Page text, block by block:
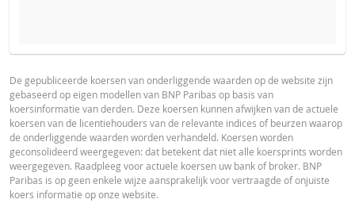
PROSPECTUS
Prospectus (NL) URL
FINAL TERMS
PRODUCT PROJECTIONS
Some helper text for the product price projections, financial
advised
UNDERLYING PRICE PRICE PROJECTION
De gepubliceerde koersen van onderliggende waarden op de website zijn
gebaseerd op eigen modellen van BNP Paribas op basis van
koersinformatie van derden. Deze koersen kunnen afwijken van de actuele
koersen van de licentiehouders van de relevante indices of beurzen waarop
de onderliggende waarden worden verhandeld. Koersen worden
geconsolideerd weergegeven: dat betekent dat niet alle koersprints worden
weergegeven. Raadpleeg voor actuele koersen uw bank of broker. BNP
Paribas is op geen enkele wijze aansprakelijk voor vertraagde of onjuiste
koers informatie op onze website.